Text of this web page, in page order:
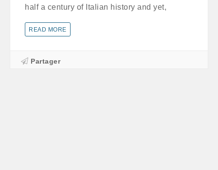
half a century of Italian history and yet,
READ MORE
Partager